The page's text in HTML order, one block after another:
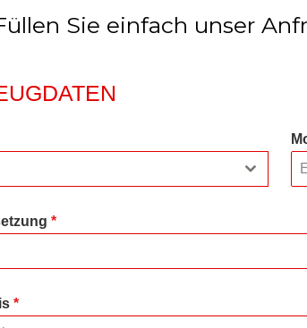
Sie einfach unser
*
*